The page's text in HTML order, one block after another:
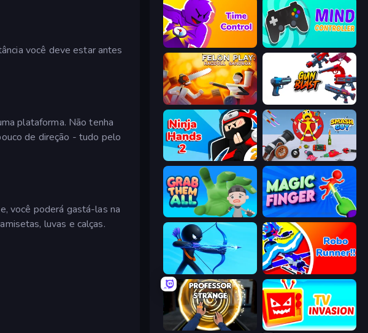
você deve estar antes
plataforma. Não tenha
de direção - tudo pelo
você poderá gastá-las na
luvas e calças.
Time Control! Mind Controller
Felon Play: Ragdoll Sandbox
Ninja Hands 2
Grab Them All Magic Finger 3D
Archers Random Robo Runner
Professor Strange TV Invasion